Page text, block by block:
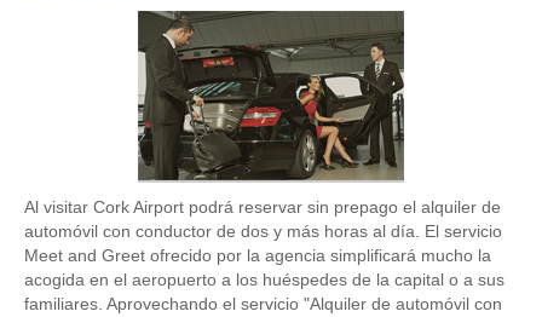
Al visitar Cork Airport podrá reservar sin prepago el alquiler de
automóvil con conductor de dos y más horas al día. El servicio
Meet and Greet ofrecido por la agencia simplificará mucho la
acogida en el aeropuerto a los huéspedes de la capital o a sus
familiares. Aprovechando el servicio "Alquiler de automóvil con